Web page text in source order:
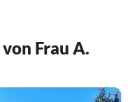
Frau A.